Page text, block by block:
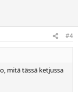
#4
mitä tässä ketjussa